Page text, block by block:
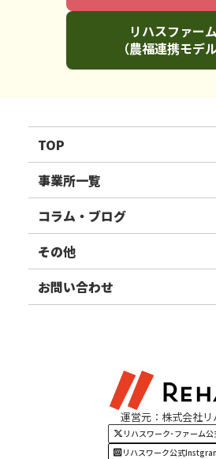
リハスファーム
（農福連携モデル
TOP
リハスワーク
リハスファーム
事業所一覧
関東エリア
東北エリア
甲信越エリア
四国・九州エリア
コラム・ブログ
事業所ブログ
ご利用者様の声
その他
お知らせ
お問い合わせ
運営元：株式会社リ
リハスワーク･ファーム公
リハスワーク公式